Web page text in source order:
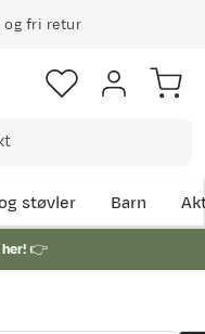
og fri retur
støvler Barn
👉